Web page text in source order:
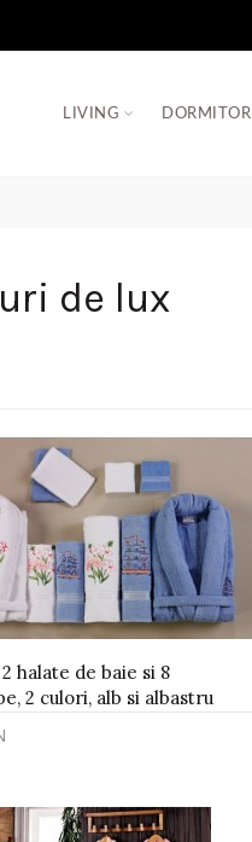
LIVING DORMITOR
de lux
halate de baie si 8
2 culori, alb si albastru